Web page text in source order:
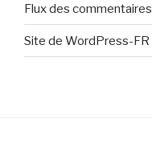
Flux des commentaires
Site de WordPress-FR